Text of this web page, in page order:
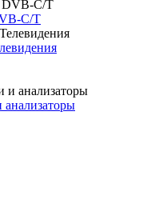
C/T
анализаторы